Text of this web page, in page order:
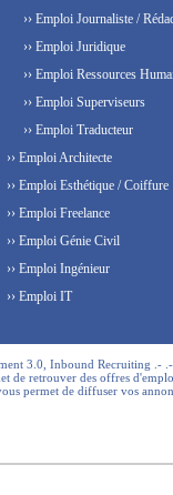
›› Emploi Journaliste /
›› Emploi Juridique
›› Emploi Ressources
›› Emploi Superviseurs
›› Emploi Traducteur
›› Emploi Architecte
›› Emploi Esthétique / Coiffure
›› Emploi Freelance
›› Emploi Génie Civil
›› Emploi Ingénieur
›› Emploi IT
3.0, Inbound Recruiting .-
de retrouver des offres
permet de diffuser vos